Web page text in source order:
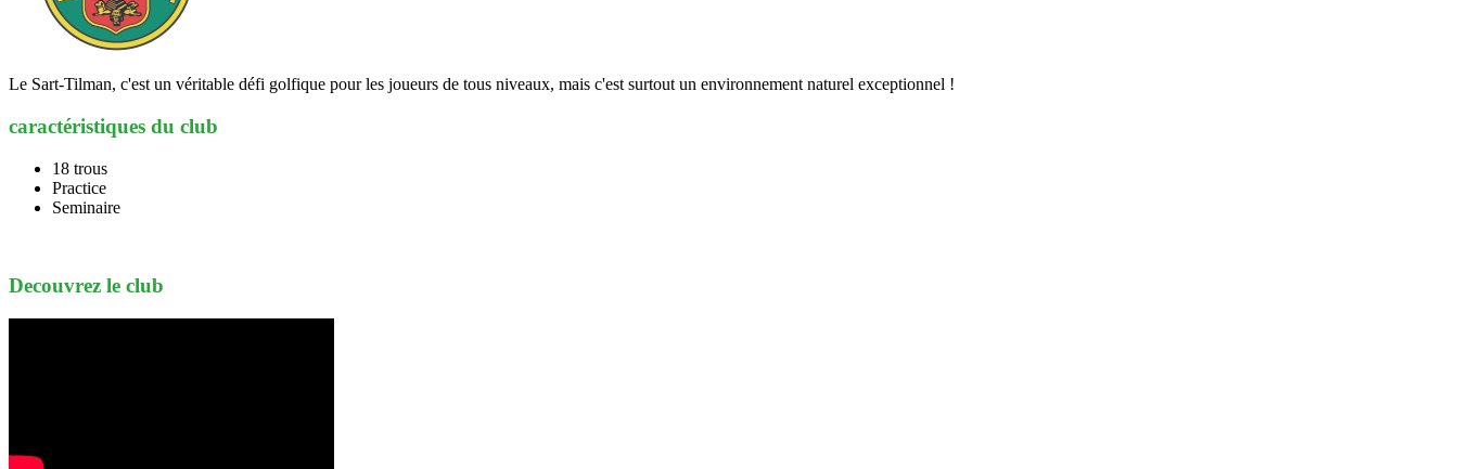
Le Sart-Tilman, c'est un véritable défi golfique pour les joueurs de tous niveaux, mais c'est surtout un environnement naturel exceptionnel !
caractéristiques du club
18 trous
Practice
Seminaire
Decouvrez le club